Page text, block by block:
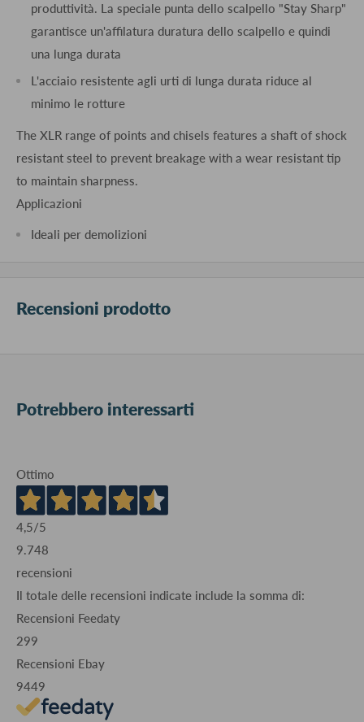
produttività. La speciale punta dello scalpello "Stay Sharp"
garantisce un'affilatura duratura dello scalpello e quindi
una lunga durata
L'acciaio resistente agli urti di lunga durata riduce al
minimo le rotture
The XLR range of points and chisels features a shaft of shock
resistant steel to prevent breakage with a wear resistant tip
to maintain sharpness.
Applicazioni
Ideali per demolizioni
Recensioni prodotto
Potrebbero interessarti
Ottimo
4,5/5
9.748
recensioni
Il totale delle recensioni indicate include la somma di:
Recensioni Feedaty
299
Recensioni Ebay
9449